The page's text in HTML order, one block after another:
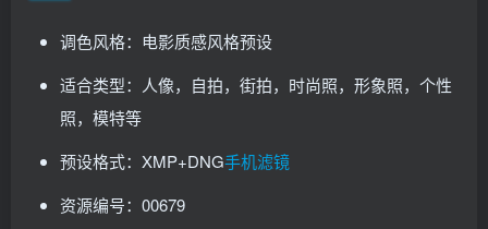
调色风格：电影质感风格预设
适合类型：人像，自拍，街拍，时尚照，形象照，个性
照，模特等
预设格式：XMP+DNG手机滤镜
资源编号：00679